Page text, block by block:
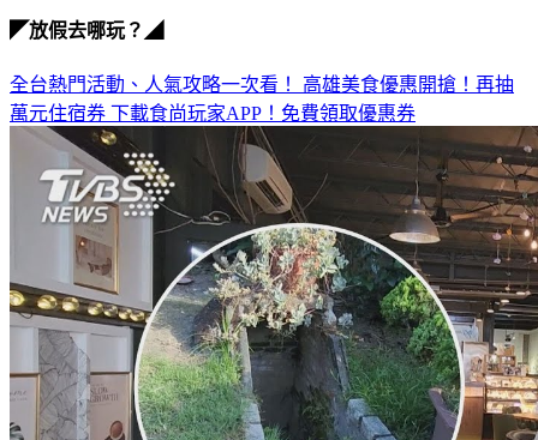
◤放假去哪玩？◢
全台熱門活動、人氣攻略一次看！ 高雄美食優惠開搶！再抽
萬元住宿券 下載食尚玩家APP！免費領取優惠券